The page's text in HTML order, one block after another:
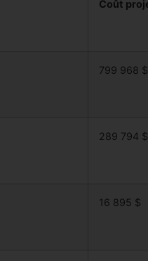
Coût
799 968 $
289 794 $
16 895 $